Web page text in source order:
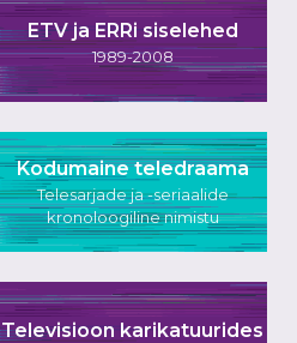
ETV ja ERRi siselehed
1989-2008
Kodumaine teledraama
Telesarjade ja -seriaalide
kronoloogiline nimistu
Televisioon karikatuurides